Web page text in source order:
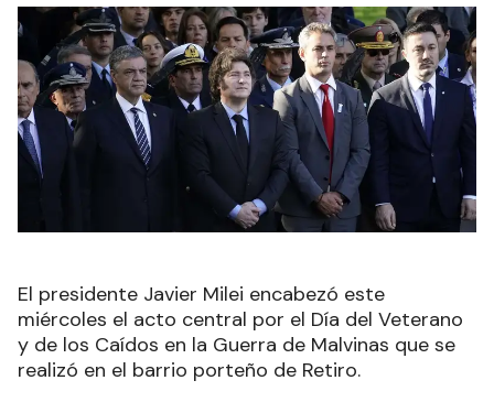
El presidente Javier Milei encabezó este
miércoles el acto central por el Día del Veterano
y de los Caídos en la Guerra de Malvinas que se
realizó en el barrio porteño de Retiro.